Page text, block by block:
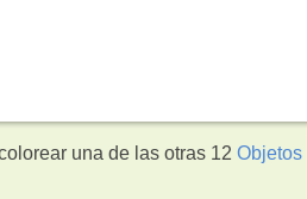
una de las otras 12Objetos